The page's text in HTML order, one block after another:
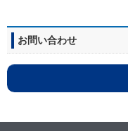
お問い合わせ